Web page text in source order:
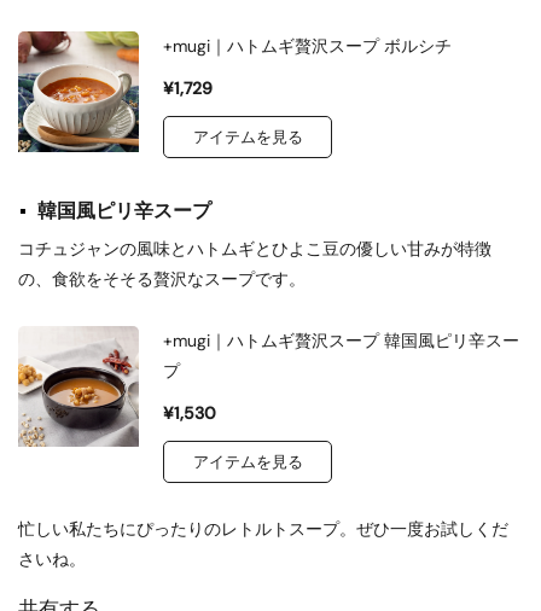
+mugi｜ハトムギ贅沢スープ ボルシチ
¥1,729
アイテムを見る
韓国風ピリ辛スープ
コチュジャンの風味とハトムギとひよこ豆の優しい甘みが特徴
の、食欲をそそる贅沢なスープです。
+mugi｜ハトムギ贅沢スープ 韓国風ピリ辛スー
プ
¥1,530
アイテムを見る
忙しい私たちにぴったりのレトルトスープ。ぜひ一度お試しくだ
さいね。